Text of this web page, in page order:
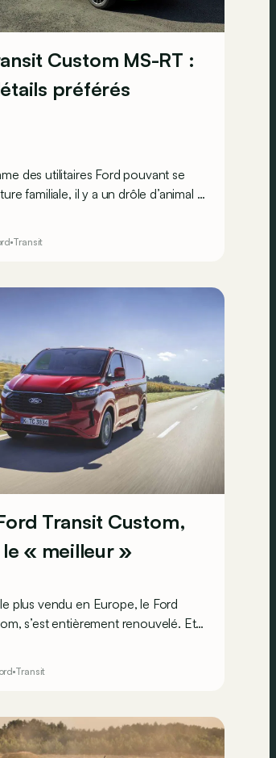
Custom MS-RT :
préférés
des utilitaires Ford pouvant se
familiale, il y a un drôle d’animal :
Transit
Transit Custom,
« meilleur »
plus vendu en Europe, le Ford
s’est entièrement renouvelé. Et
Transit